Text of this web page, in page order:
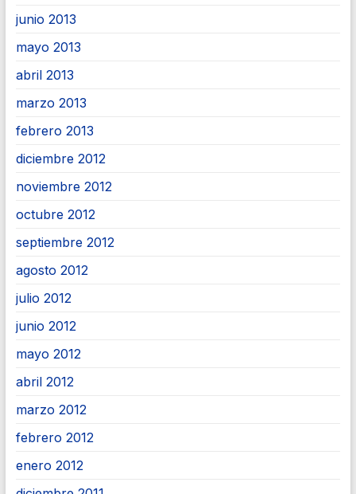
junio 2013
mayo 2013
abril 2013
marzo 2013
febrero 2013
diciembre 2012
noviembre 2012
octubre 2012
septiembre 2012
agosto 2012
julio 2012
junio 2012
mayo 2012
abril 2012
marzo 2012
febrero 2012
enero 2012